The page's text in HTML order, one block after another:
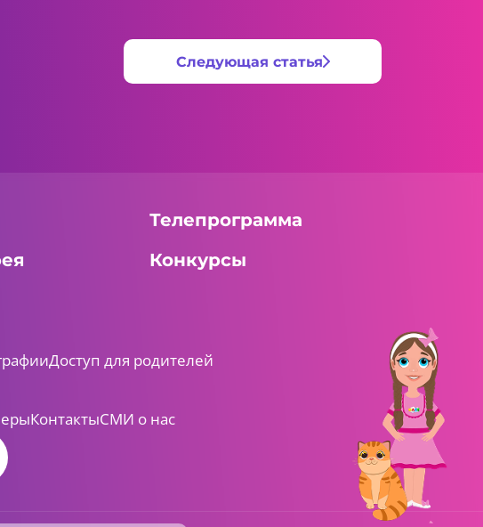
Следующая статья
Телепрограмма
Конкурсы
Доступ для родителей
КонтактыСМИ о нас